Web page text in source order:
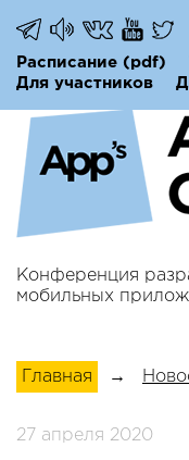
Расписание (pdf)
Для участников
Конференция
мобильных
Главная →
27 апреля 2020